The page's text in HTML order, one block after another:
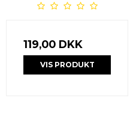
119,00 DKK
VIS PRODUKT